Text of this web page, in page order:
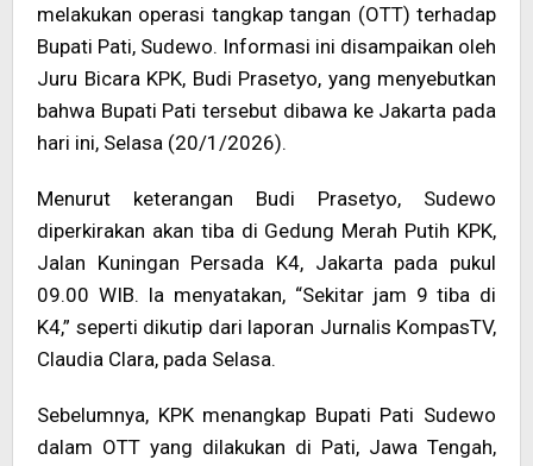
melakukan operasi tangkap tangan (OTT) terhadap
Bupati Pati, Sudewo. Informasi ini disampaikan oleh
Juru Bicara KPK, Budi Prasetyo, yang menyebutkan
bahwa Bupati Pati tersebut dibawa ke Jakarta pada
hari ini, Selasa (20/1/2026).
Menurut keterangan Budi Prasetyo, Sudewo
diperkirakan akan tiba di Gedung Merah Putih KPK,
Jalan Kuningan Persada K4, Jakarta pada pukul
09.00 WIB. Ia menyatakan, “Sekitar jam 9 tiba di
K4,” seperti dikutip dari laporan Jurnalis KompasTV,
Claudia Clara, pada Selasa.
Sebelumnya, KPK menangkap Bupati Pati Sudewo
dalam OTT yang dilakukan di Pati, Jawa Tengah,